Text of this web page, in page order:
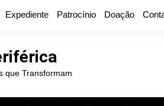
Expediente Patrocínio Doação
que Transformam